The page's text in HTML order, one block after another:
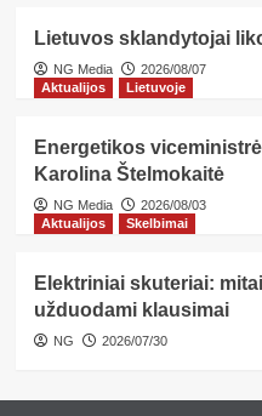
Lietuvos sklandytojai
NG Media
2026/08/07
Aktualijos
Lietuvoje
Energetikos
Karolina Štelmokaitė
NG Media
2026/08/03
Aktualijos
Skelbimai
Elektriniai skuteriai:
užduodami klausimai
NG 2026/07/30